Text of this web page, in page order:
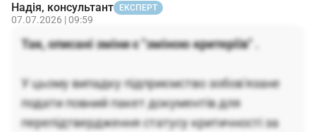
Надія, консультант ЕКСПЕРТ
07.07.2026 | 09:59
Так, описані зміни є "зміною критеріїв" .
У цьому випадку підприємство зобов'язане
подати повний пакет документів для
перепідтвердження статусу критичності за